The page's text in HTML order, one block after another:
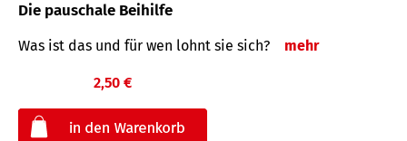
Die pauschale Beihilfe
Was ist das und für wen lohnt sie sich? mehr
2,50 €